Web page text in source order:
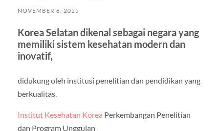
NOVEMBER 8, 2025
Korea Selatan dikenal sebagai negara yang
memiliki sistem kesehatan modern dan
inovatif,
didukung oleh institusi penelitian dan pendidikan yang
berkualitas.
Institut Kesehatan Korea Perkembangan Penelitian
dan Program Unggulan